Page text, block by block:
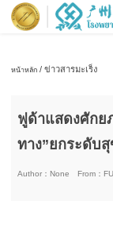
หน้าหลัก/ ข่าวสารมะเร็ง
ฟูด้าแสดงศักย
ทาง”ยกระดับ
Author： None From：